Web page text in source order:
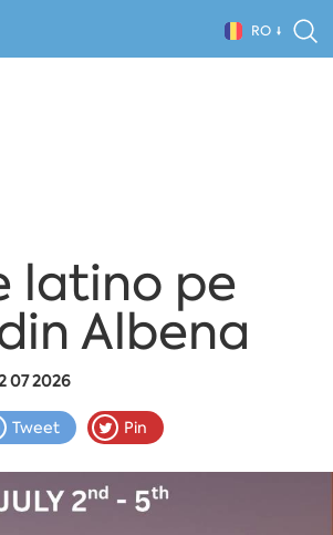
RO
latino pe
Albena
07 2026
Tweet Pin